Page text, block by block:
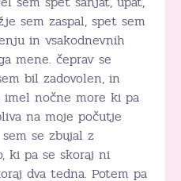
sem zaspal, spet sem
in vsakodnevnih
mene. čeprav se
bil zadovolen, in
imel nočne more ki pa
na moje počutje
se zbujal z
ki pa se skoraj ni
dva tedna. Potem pa